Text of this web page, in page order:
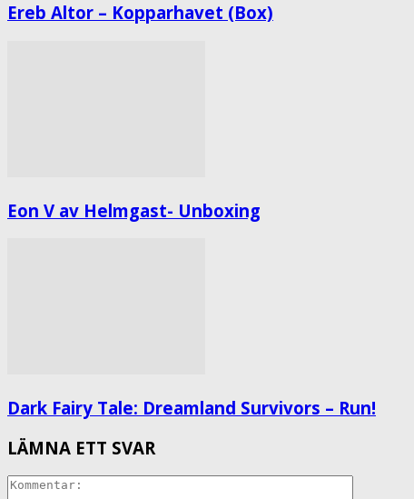
Ereb Altor – Kopparhavet (Box)
Eon V av Helmgast- Unboxing
Dark Fairy Tale: Dreamland Survivors – Run!
LÄMNA ETT SVAR